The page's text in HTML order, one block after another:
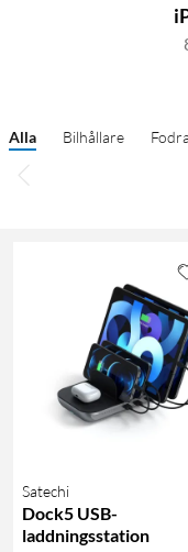
Alla Bilhållare
Satechi
Dock5 USB-
laddningsstation